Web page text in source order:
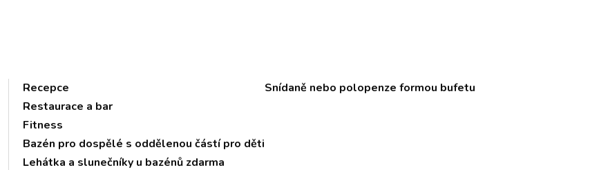
Recepce
Restaurace a bar
Fitness
Bazén pro dospělé s oddělenou částí pro děti
Lehátka a slunečníky u bazénů zdarma
Snídaně nebo polopenze formou bufetu